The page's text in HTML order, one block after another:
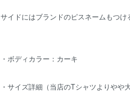
サイドにはブランドのピスネームもつけ
・ボディカラー：カーキ
・サイズ詳細（当店のTシャツよりやや